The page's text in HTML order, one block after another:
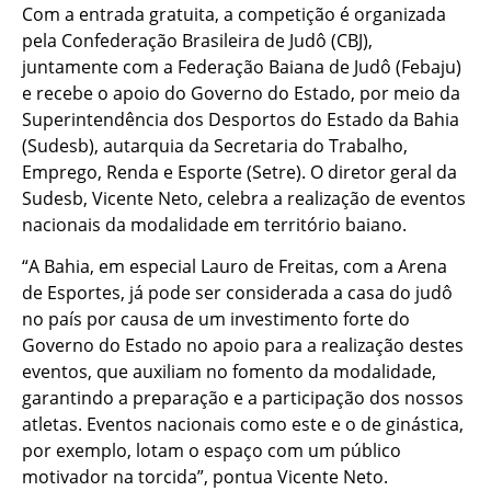
Com a entrada gratuita, a competição é organizada
pela Confederação Brasileira de Judô (CBJ),
juntamente com a Federação Baiana de Judô (Febaju)
e recebe o apoio do Governo do Estado, por meio da
Superintendência dos Desportos do Estado da Bahia
(Sudesb), autarquia da Secretaria do Trabalho,
Emprego, Renda e Esporte (Setre). O diretor geral da
Sudesb, Vicente Neto, celebra a realização de eventos
nacionais da modalidade em território baiano.
“A Bahia, em especial Lauro de Freitas, com a Arena
de Esportes, já pode ser considerada a casa do judô
no país por causa de um investimento forte do
Governo do Estado no apoio para a realização destes
eventos, que auxiliam no fomento da modalidade,
garantindo a preparação e a participação dos nossos
atletas. Eventos nacionais como este e o de ginástica,
por exemplo, lotam o espaço com um público
motivador na torcida”, pontua Vicente Neto.